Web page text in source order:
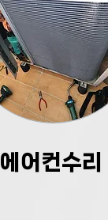
​에어컨수리